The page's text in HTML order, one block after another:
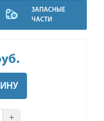
ЗАПАСНЫЕ
ЧАСТИ
.
+